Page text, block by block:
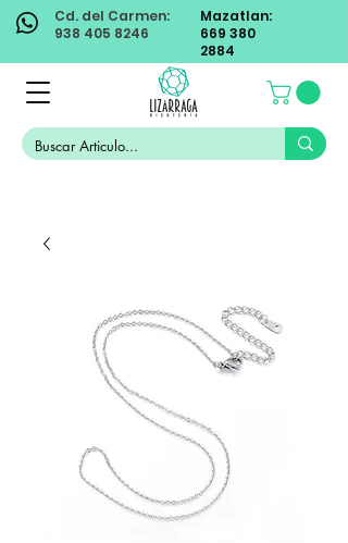
Cd. del Carmen:
938 405 8246
Mazatlan:
669 380
2884